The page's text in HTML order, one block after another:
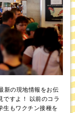
新の現地情報をお伝
ですよ！ 以前のコラ
生もワクチン接種を